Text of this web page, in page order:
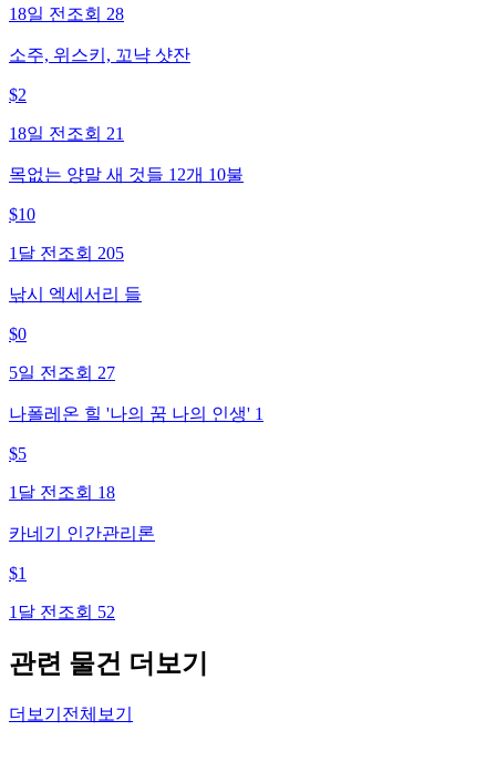
18일 전 조회 28
소주, 위스키, 꼬냑 샷잔
$2
18일 전 조회 21
목없는 양말 새 것들 12개 10불
$10
1달 전 조회 205
낚시 엑세서리 들
$0
5일 전 조회 27
나폴레온 힐 '나의 꿈 나의 인생' 1
$5
1달 전 조회 18
카네기 인간관리론
$1
1달 전 조회 52
관련 물건 더보기
더보기 전체보기